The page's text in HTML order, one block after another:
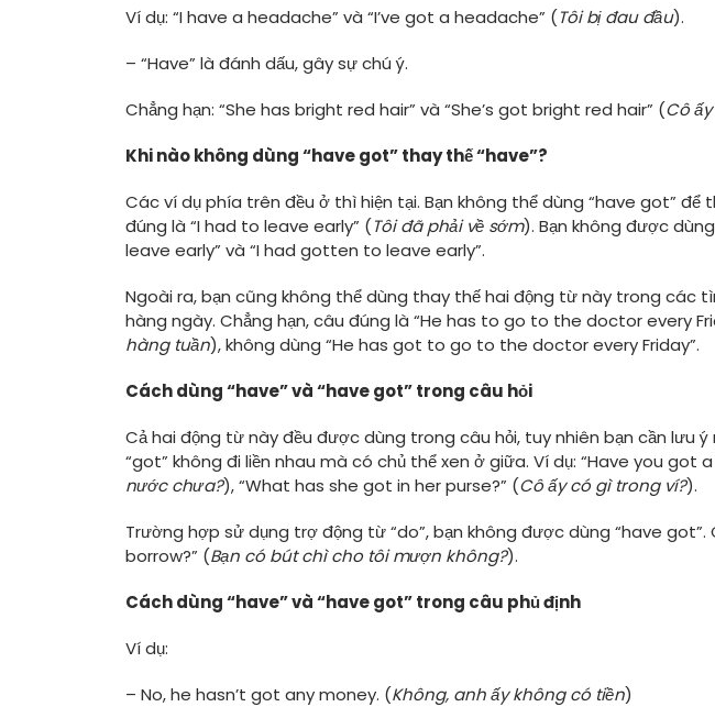
Ví dụ: “I have a headache” và “I’ve got a headache” (Tôi bị đau đầu).
– “Have” là đánh dấu, gây sự chú ý.
Chẳng hạn: “She has bright red hair” và “She’s got bright red hair” (Cô
Khi nào không dùng “have got” thay thế “have”?
Các ví dụ phía trên đều ở thì hiện tại. Bạn không thể dùng “have got” để
đúng là “I had to leave early” (Tôi đã phải về sớm). Bạn không được
leave early” và “I had gotten to leave early”.
Ngoài ra, bạn cũng không thể dùng thay thế hai động từ này trong các
hàng ngày. Chẳng hạn, câu đúng là “He has to go to the doctor every
hàng tuần), không dùng “He has got to go to the doctor every Friday”.
Cách dùng “have” và “have got” trong câu hỏi
Cả hai động từ này đều được dùng trong câu hỏi, tuy nhiên bạn cần lưu ý
“got” không đi liền nhau mà có chủ thể xen ở giữa. Ví dụ: “Have you got
nước chưa?), “What has she got in her purse?” (Cô ấy có gì trong ví?).
Trường hợp sử dụng trợ động từ “do”, bạn không được dùng “have got”.
borrow?” (Bạn có bút chì cho tôi mượn không?).
Cách dùng “have” và “have got” trong câu phủ định
Ví dụ:
– No, he hasn’t got any money. (Không, anh ấy không có tiền)